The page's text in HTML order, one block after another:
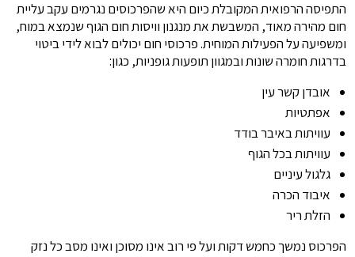
התפיסה הרפואית המקובלת כיום היא שהפרכוסים נגרמים עקב עליית
חום מהירה מאוד, המשבשת את מנגנון וויסות חום הגוף שנמצא במוח,
ומשפיעה על הפעילות המוחית. פרכוסי חום יכולים לבוא לידי ביטוי
בדרגות חומרה שונות ובמגוון תופעות גופניות, כגון:
אובדן קשר עין
אפתטיות
עוויתות באיבר בודד
עוויתות בכל הגוף
גלגול עיניים
איבוד הכרה
הזלת ריר
הפרכוס נמשך כחמש דקות ועל פי רוב אינו מסוכן ואינו מסב כל נזק